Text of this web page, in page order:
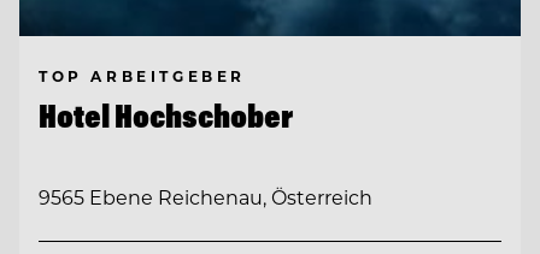
TOP ARBEITGEBER
Hotel Hochschober
9565 Ebene Reichenau, Österreich